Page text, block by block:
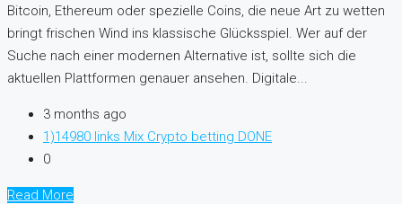
Bitcoin, Ethereum oder spezielle Coins, die neue Art zu wetten
bringt frischen Wind ins klassische Glücksspiel. Wer auf der
Suche nach einer modernen Alternative ist, sollte sich die
aktuellen Plattformen genauer ansehen. Digitale...
3 months ago
1)14980 links Mix Crypto betting DONE
0
Read More